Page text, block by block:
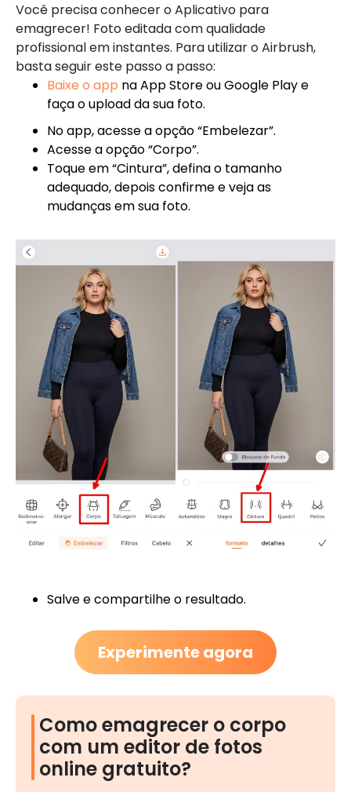
Você precisa conhecer o Aplicativo para
emagrecer! Foto editada com qualidade
profissional em instantes. Para utilizar o Airbrush,
basta seguir este passo a passo:
Baixe o app na App Store ou Google Play e
faça o upload da sua foto.
No app, acesse a opção “Embelezar”.
Acesse a opção “Corpo”.
Toque em “Cintura”, defina o tamanho
adequado, depois confirme e veja as
mudanças em sua foto.
Salve e compartilhe o resultado.
Experimente agora
Como emagrecer o corpo
com um editor de fotos
online gratuito?